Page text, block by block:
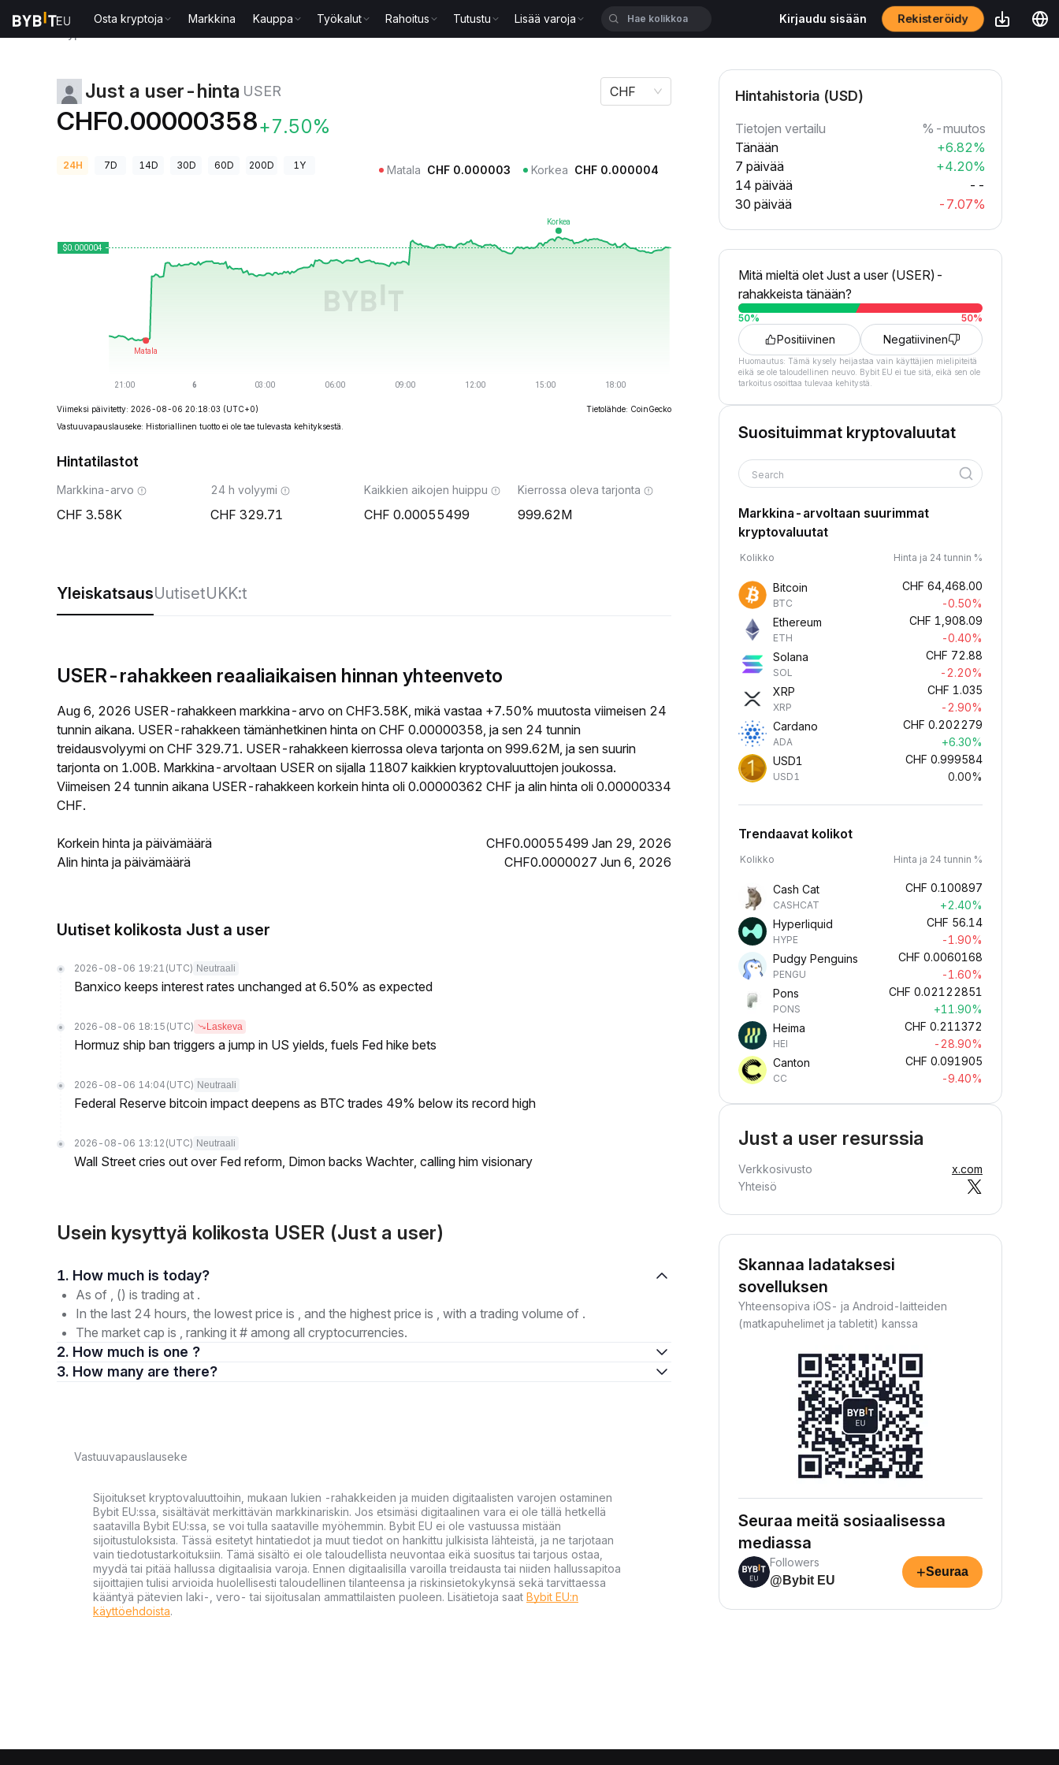
Osta kryptoja Markkina Kauppa Työkalut Rahoitus Tutustu Lisää varoja Kirjaudu sisään Rekisteröidy
Just a user-hinta USER
CHF0.00000358+7.50%
CHF
24H 7D 14D 30D 60D 200D 1Y Matala CHF 0.000003 Korkea CHF 0.000004
Viimeksi päivitetty: 2026-08-06 20:18:03 (UTC+0)
Tietolähde: CoinGecko
Vastuuvapauslauseke: Historiallinen tuotto ei ole tae tulevasta kehityksestä.
Hintatilastot
Markkina-arvo
3.58K
24 h volyymi
329.71
Kaikkien aikojen huippu
0.00055499
Kierrossa oleva tarjonta
999.62M
YleiskatsausUutisetUKK:t
USER-rahakkeen reaaliaikaisen hinnan yhteenveto
Aug 6, 2026 USER-rahakkeen markkina-arvo on CHF3.58K, mikä vastaa +7.50% muutosta viimeisen 24
tunnin aikana. USER-rahakkeen tämänhetkinen hinta on CHF 0.00000358, ja sen 24 tunnin
treidausvolyymi on CHF 329.71. USER-rahakkeen kierrossa oleva tarjonta on 999.62M, ja sen suurin
tarjonta on 1.00B. Markkina-arvoltaan USER on sijalla 11807 kaikkien kryptovaluuttojen joukossa.
Viimeisen 24 tunnin aikana USER-rahakkeen korkein hinta oli 0.00000362 CHF ja alin hinta oli 0.00000334
CHF.
Korkein hinta ja päivämäärä
CHF0.00055499 Jan 29, 2026
Alin hinta ja päivämäärä
CHF0.0000027 Jun 6, 2026
Uutiset kolikosta Just a user
2026-08-06 19:21 (UTC) Neutraali
Banxico keeps interest rates unchanged at 6.50% as expected
2026-08-06 18:15 (UTC) Laskeva
Hormuz ship ban triggers a jump in US yields, fuels Fed hike bets
2026-08-06 14:04 (UTC) Neutraali
Federal Reserve bitcoin impact deepens as BTC trades 49% below its record high
2026-08-06 13:12 (UTC) Neutraali
Wall Street cries out over Fed reform, Dimon backs Wachter, calling him visionary
Usein kysyttyä kolikosta USER (Just a user)
1. How much is today?
As of , () is trading at .
In the last 24 hours, the lowest price is , and the highest price is , with a trading volume of .
The market cap is , ranking it # among all cryptocurrencies.
2. How much is one ?
3. How many are there?
Vastuuvapauslauseke
Sijoitukset kryptovaluuttoihin, mukaan lukien -rahakkeiden ja muiden digitaalisten varojen ostaminen
Bybit EU:ssa, sisältävät merkittävän markkinariskin. Jos etsimäsi digitaalinen vara ei ole tällä hetkellä
saatavilla Bybit EU:ssa, se voi tulla saataville myöhemmin. Bybit EU ei ole vastuussa mistään
sijoitustuloksista. Tässä esitetyt hintatiedot ja muut tiedot on hankittu julkisista lähteistä, ja ne tarjotaan
vain tiedotustarkoituksiin. Tämä sisältö ei ole taloudellista neuvontaa eikä suositus tai tarjous ostaa,
myydä tai pitää hallussa digitaalisia varoja. Ennen digitaalisilla varoilla treidausta tai niiden hallussapitoa
sijoittajien tulisi arvioida huolellisesti taloudellinen tilanteensa ja riskinsietokykynsä sekä tarvittaessa
kääntyä pätevien laki-, vero- tai sijoitusalan ammattilaisten puoleen. Lisätietoja saat Bybit EU:n
käyttöehdoista.
Hintahistoria (USD)
Tietojen vertailu
%-muutos
Tänään
+6.82%
7 päivää
+4.20%
14 päivää
--
30 päivää
-7.07%
Mitä mieltä olet Just a user (USER)-
rahakkeista tänään?
50% 50%
Positiivinen Negatiivinen
Huomautus: Tämä kysely heijastaa vain käyttäjien mielipiteitä
eikä se ole taloudellinen neuvo. Bybit EU ei tue sitä, eikä sen ole
tarkoitus osoittaa tulevaa kehitystä.
Suosituimmat kryptovaluutat
Search
Markkina-arvoltaan suurimmat
kryptovaluutat
Kolikko Hinta ja 24 tunnin %
Bitcoin
BTC
CHF 64,468.00
-0.50%
Ethereum
ETH
CHF 1,908.09
-0.40%
Solana
SOL
CHF 72.88
-2.20%
XRP
XRP
CHF 1.035
-2.90%
Cardano
ADA
CHF 0.202279
+6.30%
USD1
USD1
CHF 0.999584
0.00%
Trendaavat kolikot
Kolikko Hinta ja 24 tunnin %
Cash Cat
CASHCAT
CHF 0.100897
+2.40%
Hyperliquid
HYPE
CHF 56.14
-1.90%
Pudgy Penguins
PENGU
CHF 0.0060168
-1.60%
Pons
PONS
CHF 0.02122851
+11.90%
Heima
HEI
CHF 0.211372
-28.90%
Canton
CC
CHF 0.091905
-9.40%
Just a user resurssia
Verkkosivusto
x.com
Yhteisö
Skannaa ladataksesi
sovelluksen
Yhteensopiva iOS- ja Android-laitteiden
(matkapuhelimet ja tabletit) kanssa
Seuraa meitä sosiaalisessa
mediassa
Followers
@Bybit EU
+Seuraa